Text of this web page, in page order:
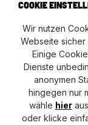
COOKIE
Wir nutzen
Webseite
Einige
Dienste
anonymen
hingegen nur
wähle hier
oder klicke